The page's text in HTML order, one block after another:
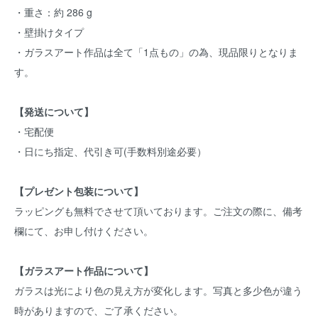
・重さ：約 286 g
・壁掛けタイプ
・ガラスアート作品は全て「1点もの」の為、現品限りとなりま
す。
【発送について】
・宅配便
・日にち指定、代引き可(手数料別途必要）
【プレゼント包装について】
ラッピングも無料でさせて頂いております。ご注文の際に、備考
欄にて、お申し付けください。
【ガラスアート作品について】
ガラスは光により色の見え方が変化します。写真と多少色が違う
時がありますので、ご了承ください。